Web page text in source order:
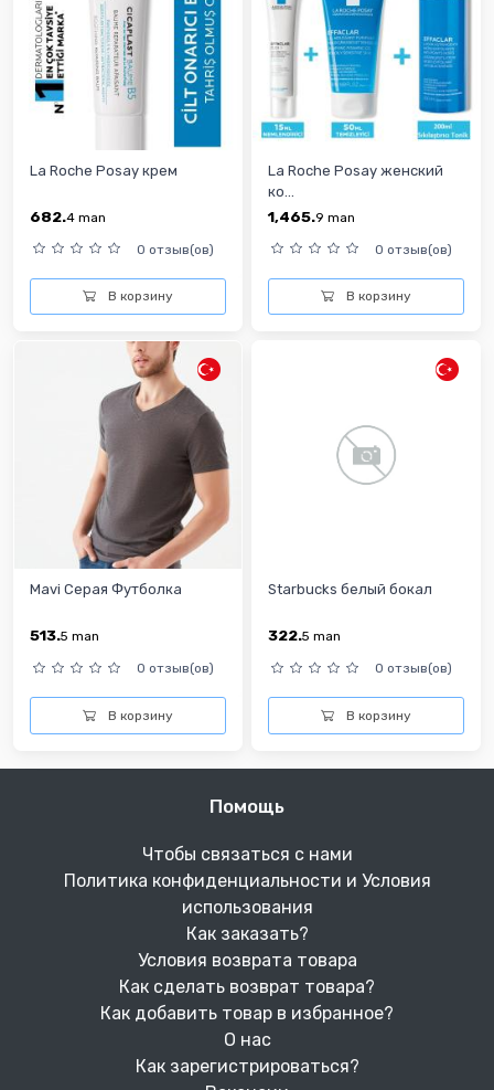
La Roche Posay крем
682.4 man
0 отзыв(ов)
В корзину
La Roche Posay женский
ко...
1,465.9 man
0 отзыв(ов)
В корзину
Mavi Серая Футболка
513.5 man
0 отзыв(ов)
В корзину
Starbucks белый бокал
322.5 man
0 отзыв(ов)
В корзину
Помощь
Чтобы связаться с нами
Политика конфиденциальности и Условия
использования
Как заказать?
Условия возврата товара
Как сделать возврат товара?
Как добавить товар в избранное?
О нас
Как зарегистрироваться?